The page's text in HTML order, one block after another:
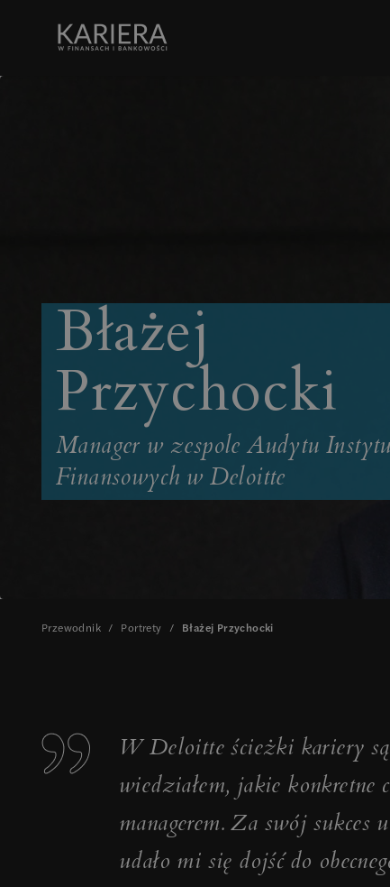
Błażej
Przychocki
Manager w zespole Audytu
Finansowych w Deloitte
Przewodnik / Portrety / Błażej Przychocki
W Deloitte ścieżki kariery
wiedziałem, jakie konkretne
managerem. Za swój sukces
udało mi się dojść do